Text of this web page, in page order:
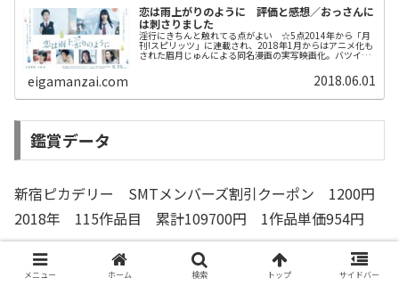
恋は雨上がりのように 評価と感想／おっさんに
は刺さりました
淫行にきちんと触れてる点がよい ☆5点2014年から「月
刊!スピリッツ」に連載され、2018年1月からはアニメ化も
された眉月じゅんによる同名漫画の実写映画化。バツイチ
eigamanzai.com 2018.06.01
鑑賞データ
新宿ピカデリー SMTメンバーズ割引クーポン 1200円
2018年 115作品目 累計109700円 1作品単価954円
メニュー ホーム 検索 トップ サイドバー